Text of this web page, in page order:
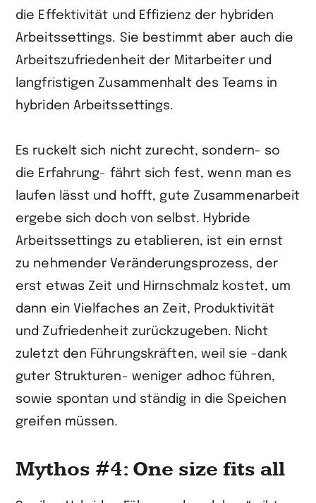
die Effektivität und Effizienz der hybriden
Arbeitssettings. Sie bestimmt aber auch die
Arbeitszufriedenheit der Mitarbeiter und
langfristigen Zusammenhalt des Teams in
hybriden Arbeitssettings.
Es ruckelt sich nicht zurecht, sondern- so
die Erfahrung- fährt sich fest, wenn man es
laufen lässt und hofft, gute Zusammenarbeit
ergebe sich doch von selbst. Hybride
Arbeitssettings zu etablieren, ist ein ernst
zu nehmender Veränderungsprozess, der
erst etwas Zeit und Hirnschmalz kostet, um
dann ein Vielfaches an Zeit, Produktivität
und Zufriedenheit zurückzugeben. Nicht
zuletzt den Führungskräften, weil sie -dank
guter Strukturen- weniger adhoc führen,
sowie spontan und ständig in die Speichen
greifen müssen.
Mythos #4: One size fits all